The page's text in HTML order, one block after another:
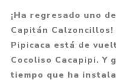
¡Ha regresado uno
Capitán
Pipicaca está de
Cocoliso Cacapipi. Y
tiempo que ha